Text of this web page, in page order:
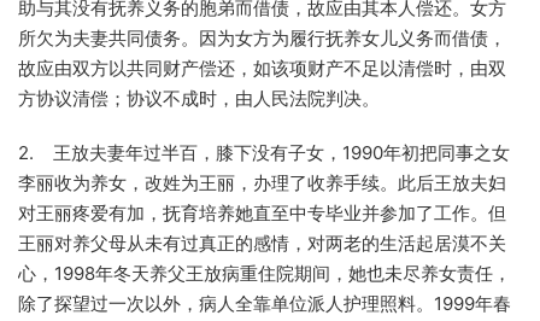
助与其没有抚养义务的胞弟而借债，故应由其本人偿还。女方
所欠为夫妻共同债务。因为女方为履行抚养女儿义务而借债，
故应由双方以共同财产偿还，如该项财产不足以清偿时，由双
方协议清偿；协议不成时，由人民法院判决。
2. 王放夫妻年过半百，膝下没有子女，1990年初把同事之女
李丽收为养女，改姓为王丽，办理了收养手续。此后王放夫妇
对王丽疼爱有加，抚育培养她直至中专毕业并参加了工作。但
王丽对养父母从未有过真正的感情，对两老的生活起居漠不关
心，1998年冬天养父王放病重住院期间，她也未尽养女责任，
除了探望过一次以外，病人全靠单位派人护理照料。1999年春